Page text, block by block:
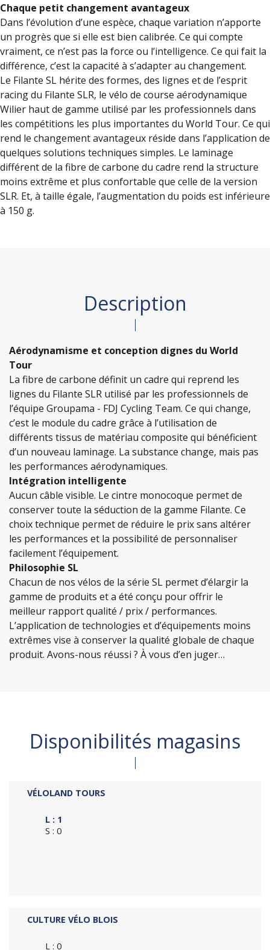
Chaque petit changement avantageux
Dans l’évolution d’une espèce, chaque variation n’apporte
un progrès que si elle est bien calibrée. Ce qui compte
vraiment, ce n’est pas la force ou l’intelligence. Ce qui fait la
différence, c’est la capacité à s’adapter au changement.
Le Filante SL hérite des formes, des lignes et de l’esprit
racing du Filante SLR, le vélo de course aérodynamique
Wilier haut de gamme utilisé par les professionnels dans
les compétitions les plus importantes du World Tour. Ce qui
rend le changement avantageux réside dans l’application de
quelques solutions techniques simples. Le laminage
différent de la fibre de carbone du cadre rend la structure
moins extrême et plus confortable que celle de la version
SLR. Et, à taille égale, l’augmentation du poids est inférieure
à 150 g.
Description
Aérodynamisme et conception dignes du World
Tour
La fibre de carbone définit un cadre qui reprend les
lignes du Filante SLR utilisé par les professionnels de
l’équipe Groupama - FDJ Cycling Team. Ce qui change,
c’est le module du cadre grâce à l’utilisation de
différents tissus de matériau composite qui bénéficient
d’un nouveau laminage. La substance change, mais pas
les performances aérodynamiques.
Intégration intelligente
Aucun câble visible. Le cintre monocoque permet de
conserver toute la séduction de la gamme Filante. Ce
choix technique permet de réduire le prix sans altérer
les performances et la possibilité de personnaliser
facilement l’équipement.
Philosophie SL
Chacun de nos vélos de la série SL permet d’élargir la
gamme de produits et a été conçu pour offrir le
meilleur rapport qualité / prix / performances.
L’application de technologies et d’équipements moins
extrêmes vise à conserver la qualité globale de chaque
produit. Avons-nous réussi ? À vous d’en juger…
Disponibilités magasins
VÉLOLAND TOURS
L : 1
S : 0
CULTURE VÉLO BLOIS
L : 0